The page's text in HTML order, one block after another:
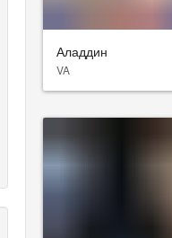
Аладдин
VA